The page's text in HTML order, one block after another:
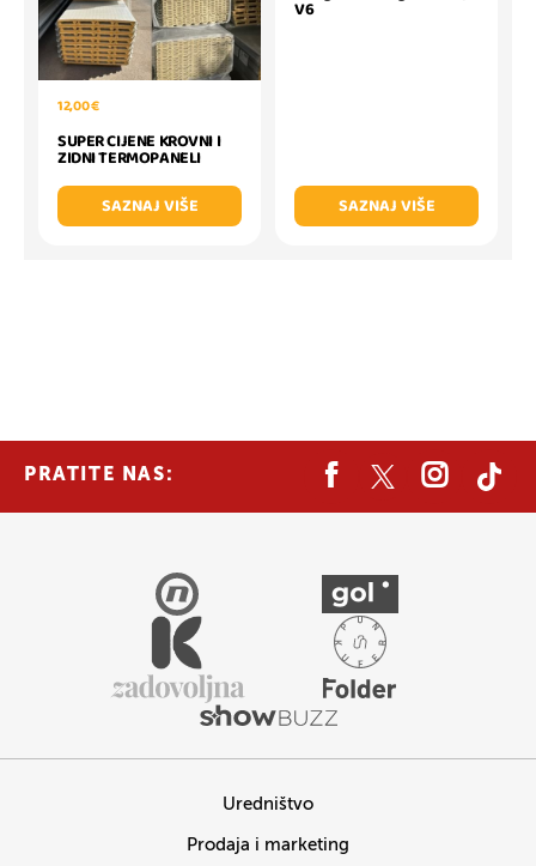
12,00 €
SUPER CIJENE KROVNI I
ZIDNI TERMOPANELI
SAZNAJ VIŠE
V6
SAZNAJ VIŠE
PRATITE NAS:
Uredništvo
Prodaja i marketing